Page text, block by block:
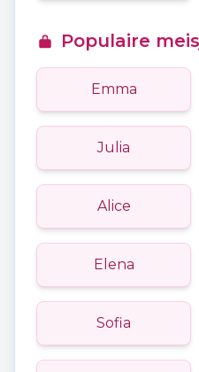
Populaire
Emma
Julia
Alice
Elena
Sofia